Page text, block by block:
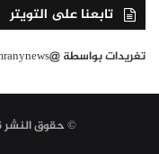
تابعنا على التويتر
تغريدات بواسطة @amranynews
© حقوق النشر 2026، جميع الحقوق محفوظة |